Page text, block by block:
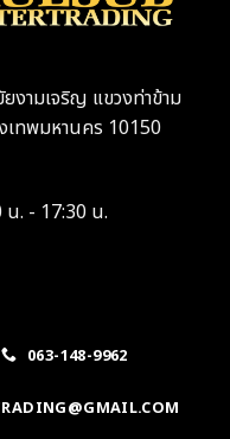
ามเจริญ แขวงท่าข้าม
เทพมหานคร 10150
น. - 17:30 น.
063-148-9962